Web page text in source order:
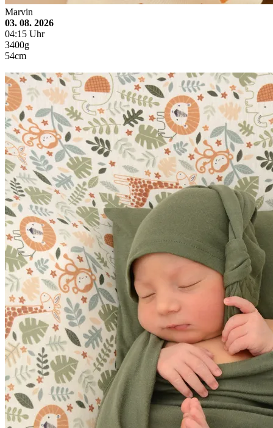
Marvin
03. 08. 2026
04:15 Uhr
3400g
54cm